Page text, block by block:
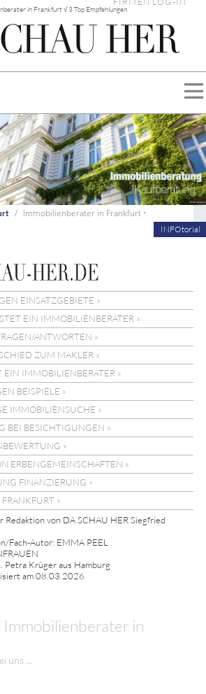
in Frankfurt √ 3 Top Empfehlungen
Immobilienberater in Frankfurt •
INFOtorial
EINSATZGEBIETE »
EIN IMMOBILIENBERATER »
ANTWORTEN »
ZUM MAKLER »
EIN IMMOBILIENBERATER »
BEISPIELE »
IMMOBILIENSUCHE »
BEI BESICHTIGUNGEN »
»
ERBENGEMEINSCHAFTEN »
FINANZIERUNG »
»
Redaktion von DA SCHAU HER Siegfried
Fach-Autor: EMMA PEEL
Petra Krüger aus Hamburg
am 08.03.2026
in
uns ...